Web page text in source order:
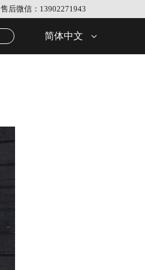
售后微信：13902271943
简体中文